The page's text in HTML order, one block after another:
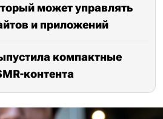
может управлять
и приложений
компактные
контента